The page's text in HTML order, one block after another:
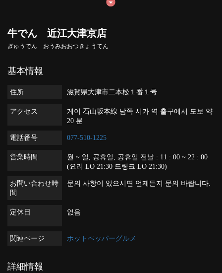
牛でん 近江大津京店
ぎゅうでん おうみおおつきょうてん
基本情報
住所 滋賀県大津市二本松１番１号
アクセス
게이 石山坂本線 남쪽 시가 역 출구에서 도보 약
20 분
電話番号 077-510-1225
営業時間
월 ~ 일, 공휴일, 공휴일 전날 : 11 : 00 ~ 22 : 00
(요리 LO 21:30 드링크 LO 21:30)
お問い合わせ時
間
문의 사항이 있으시면 언제든지 문의 바랍니다.
定休日 없음
関連ページ ホットペッパーグルメ
詳細情報